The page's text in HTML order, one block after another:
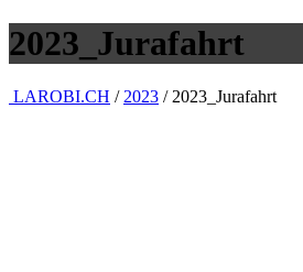
2023_Jurafahrt
LAROBI.CH / 2023 / 2023_Jurafahrt